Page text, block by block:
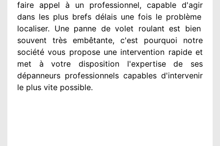
faire appel à un professionnel, capable d'agir
dans les plus brefs délais une fois le problème
localiser. Une panne de volet roulant est bien
souvent très embêtante, c'est pourquoi notre
société vous propose une intervention rapide et
met à votre disposition l'expertise de ses
dépanneurs professionnels capables d'intervenir
le plus vite possible.